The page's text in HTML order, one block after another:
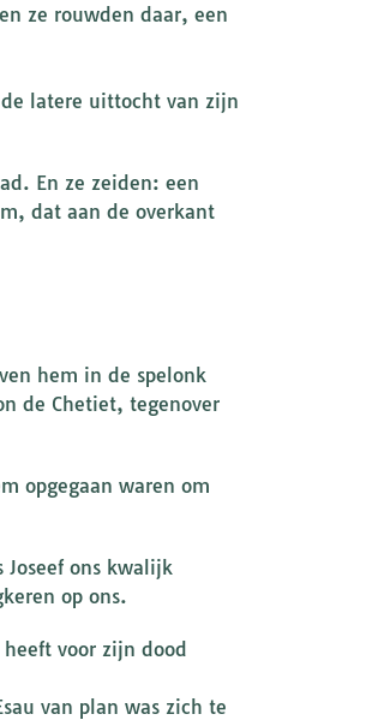
ze rouwden daar, een
latere uittocht van zijn
En ze zeiden: een
dat aan de overkant
hem in de spelonk
de Chetiet, tegenover
opgegaan waren om
Joseef ons kwalijk
op ons.
voor zijn dood
van plan was zich te